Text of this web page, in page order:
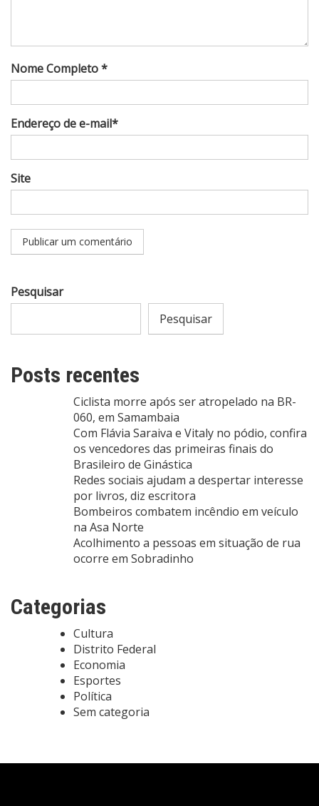
Nome Completo *
Endereço de e-mail*
Site
Pesquisar
Pesquisar
Posts recentes
Ciclista morre após ser atropelado na BR-
060, em Samambaia
Com Flávia Saraiva e Vitaly no pódio, confira
os vencedores das primeiras finais do
Brasileiro de Ginástica
Redes sociais ajudam a despertar interesse
por livros, diz escritora
Bombeiros combatem incêndio em veículo
na Asa Norte
Acolhimento a pessoas em situação de rua
ocorre em Sobradinho
Categorias
Cultura
Distrito Federal
Economia
Esportes
Política
Sem categoria